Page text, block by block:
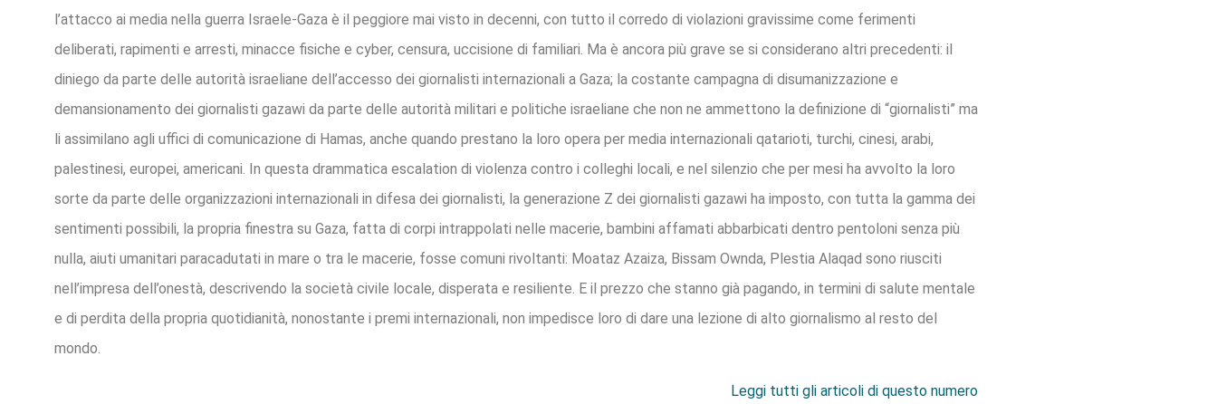
l’attacco ai media nella guerra Israele-Gaza è il peggiore mai visto in decenni, con tutto il corredo di violazioni gravissime come ferimenti
deliberati, rapimenti e arresti, minacce fisiche e cyber, censura, uccisione di familiari. Ma è ancora più grave se si considerano altri precedenti: il
diniego da parte delle autorità israeliane dell’accesso dei giornalisti internazionali a Gaza; la costante campagna di disumanizzazione e
demansionamento dei giornalisti gazawi da parte delle autorità militari e politiche israeliane che non ne ammettono la definizione di “giornalisti” ma
li assimilano agli uffici di comunicazione di Hamas, anche quando prestano la loro opera per media internazionali qatarioti, turchi, cinesi, arabi,
palestinesi, europei, americani. In questa drammatica escalation di violenza contro i colleghi locali, e nel silenzio che per mesi ha avvolto la loro
sorte da parte delle organizzazioni internazionali in difesa dei giornalisti, la generazione Z dei giornalisti gazawi ha imposto, con tutta la gamma dei
sentimenti possibili, la propria finestra su Gaza, fatta di corpi intrappolati nelle macerie, bambini affamati abbarbicati dentro pentoloni senza più
nulla, aiuti umanitari paracadutati in mare o tra le macerie, fosse comuni rivoltanti: Moataz Azaiza, Bissam Ownda, Plestia Alaqad sono riusciti
nell’impresa dell’onestà, descrivendo la società civile locale, disperata e resiliente. E il prezzo che stanno già pagando, in termini di salute mentale
e di perdita della propria quotidianità, nonostante i premi internazionali, non impedisce loro di dare una lezione di alto giornalismo al resto del
mondo.
Leggi tutti gli articoli di questo numero